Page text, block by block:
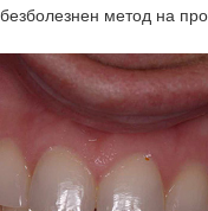
метод на